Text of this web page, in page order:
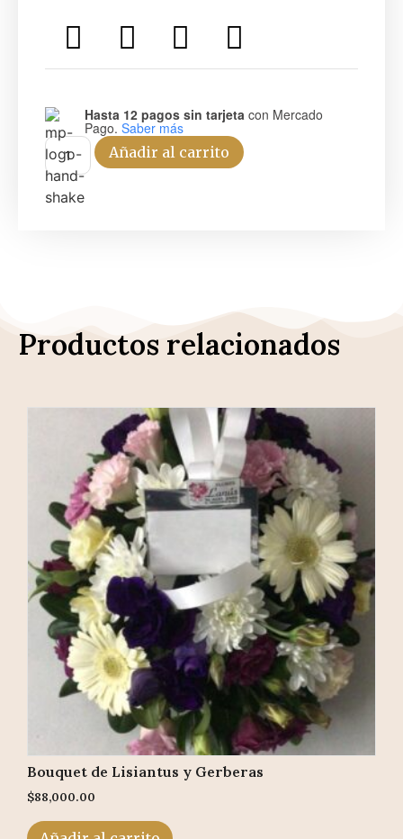
Hasta 12 pagos sin tarjeta con Mercado
Pago. Saber más
Añadir al carrito
Productos relacionados
Bouquet de Lisiantus y Gerberas
$88,000.00